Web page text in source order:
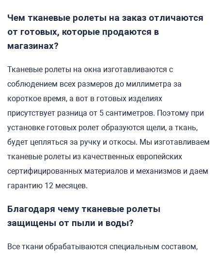
Чем тканевые ролеты на заказ отличаются
от готовых, которые продаются в
магазинах?
Тканевые ролеты на окна изготавливаются с
соблюдением всех размеров до миллиметра за
короткое время, а вот в готовых изделиях
присутствует разница от 5 сантиметров. Поэтому при
установке готовых ролет образуются щели, а ткань,
будет цепляться за ручку и откосы. Мы изготавливаем
тканевые ролеты из качественных европейских
сертифицированных материалов и механизмов и даем
гарантию 12 месяцев.
Благодаря чему тканевые ролеты
защищены от пыли и воды?
Все ткани обрабатываются специальным составом,